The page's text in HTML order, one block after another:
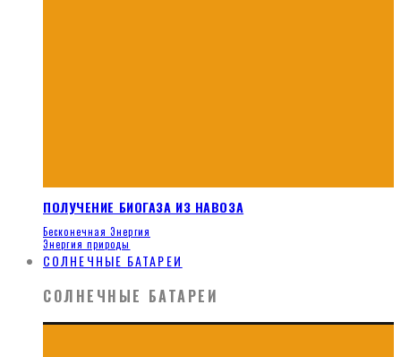
ПОЛУЧЕНИЕ БИОГАЗА ИЗ НАВОЗА
Бесконечная Энергия
Энергия природы
СОЛНЕЧНЫЕ БАТАРЕИ
СОЛНЕЧНЫЕ БАТАРЕИ